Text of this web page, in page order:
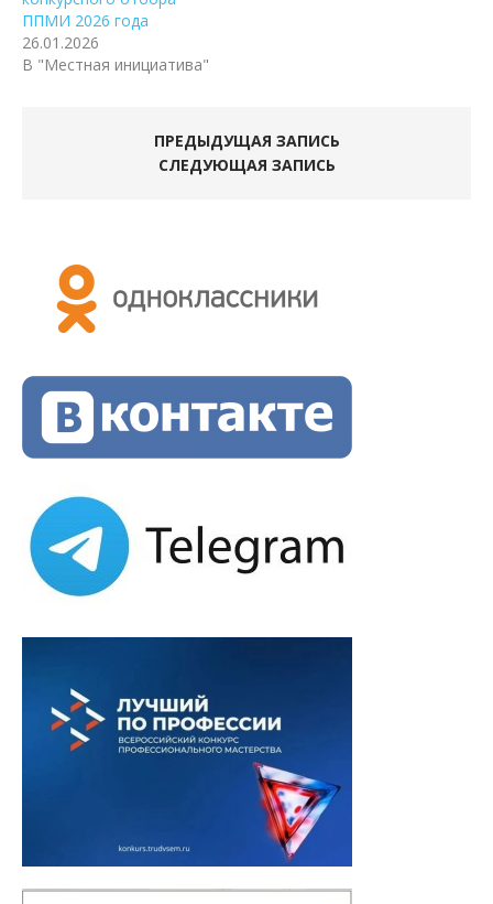
ППМИ 2026 года
26.01.2026
В "Местная инициатива"
ПРЕДЫДУЩАЯ ЗАПИСЬ
СЛЕДУЮЩАЯ ЗАПИСЬ